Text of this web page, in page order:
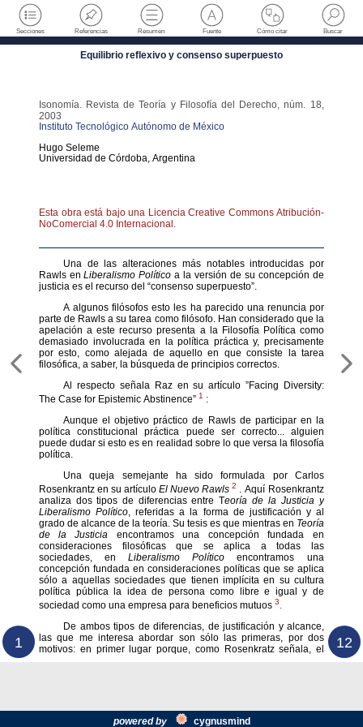
Secciones Referencias Resumen Fuente Cómo citar Buscar
Equilibrio reflexivo y consenso superpuesto
Isonomía. Revista de Teoría y Filosofía del Derecho, núm. 18,
2003
Instituto Tecnológico Autónomo de México
Hugo Seleme
Universidad de Córdoba, Argentina
Esta obra está bajo una Licencia Creative Commons Atribución-
NoComercial 4.0 Internacional.
Una de las alteraciones más notables introducidas por
Rawls en Liberalismo Político a la versión de su concepción de
justicia es el recurso del “consenso superpuesto”.
A algunos filósofos esto les ha parecido una renuncia por
parte de Rawls a su tarea como filósofo. Han considerado que la
apelación a este recurso presenta a la Filosofía Política como
demasiado involucrada en la política práctica y, precisamente
por esto, como alejada de aquello en que consiste la tarea
filosófica, a saber, la búsqueda de principios correctos.
Al respecto señala Raz en su artículo ”Facing Diversity:
The Case for Epistemic Abstinence” 1 :
Aunque el objetivo práctico de Rawls de participar en la
política constitucional práctica puede ser correcto... alguien
puede dudar si esto es en realidad sobre lo que versa la filosofía
política.
Una queja semejante ha sido formulada por Carlos
Rosenkrantz en su artículo El Nuevo Rawls 2 . Aquí Rosenkrantz
analiza dos tipos de diferencias entre Teoría de la Justicia y
Liberalismo Político, referidas a la forma de justificación y al
grado de alcance de la teoría. Su tesis es que mientras en Teoría
de la Justicia encontramos una concepción fundada en
consideraciones filosóficas que se aplica a todas las
sociedades, en Liberalismo Político encontramos una
concepción fundada en consideraciones políticas que se aplica
sólo a aquellas sociedades que tienen implícita en su cultura
política pública la idea de persona como libre e igual y de
sociedad como una empresa para beneficios mutuos 3.
De ambos tipos de diferencias, de justificación y alcance,
las que me interesa abordar son sólo las primeras, por dos
motivos: en primer lugar porque, como Rosenkratz señala, el
1 12
powered by cygnusmind